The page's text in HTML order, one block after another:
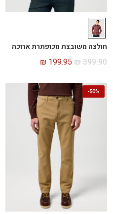
חולצה משובצת מכופתרת ארוכה
₪399.90
₪ 199.95
50%
-